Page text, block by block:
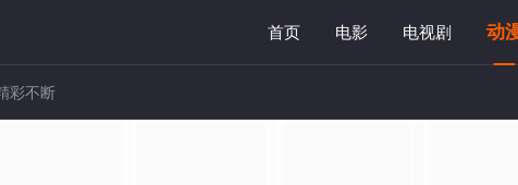
首页 电影 电视剧 动